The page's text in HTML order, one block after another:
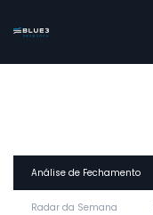
Análise de Fechamento
Radar da Semana